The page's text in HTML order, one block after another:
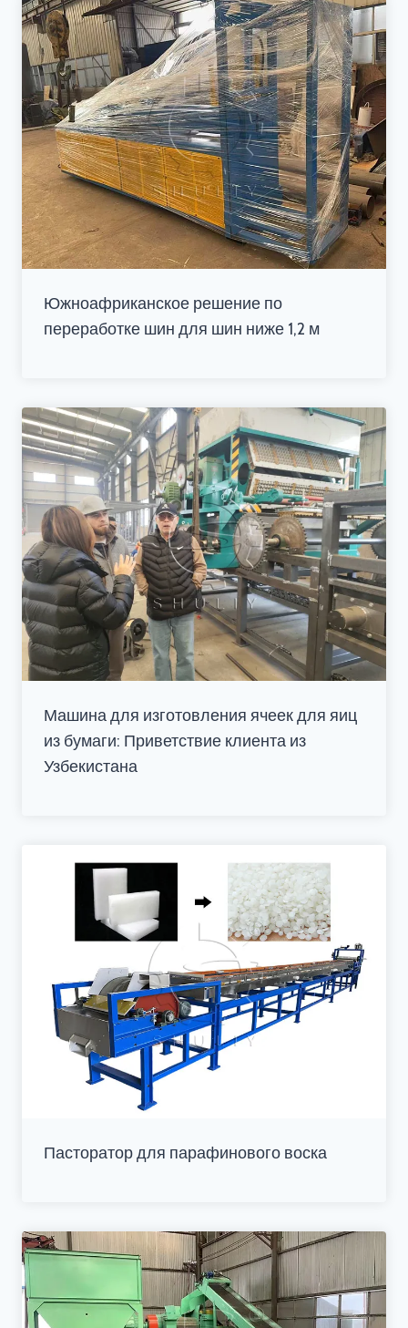
Южноафриканское решение по
переработке шин для шин ниже 1,2 м
Машина для изготовления ячеек для яиц
из бумаги: Приветствие клиента из
Узбекистана
Пасторатор для парафинового воска